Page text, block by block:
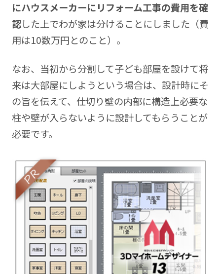
にハウスメーカーにリフォーム工事の費用を確
認した上でわが家は分けることにしました（費
用は10数万円とのこと）。
なお、当初から分割して子ども部屋を設けて将
来は大部屋にしようという場合は、設計時にそ
の旨を伝えて、仕切り壁の内部に構造上必要な
柱や壁が入らないように設計してもらうことが
必要です。